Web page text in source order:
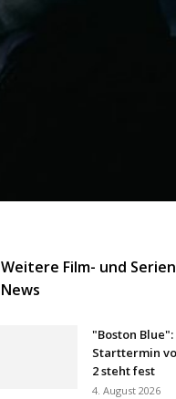
Weitere Film- und
News
"Boston Blue":
Starttermin
2 steht fest
4. August 2026